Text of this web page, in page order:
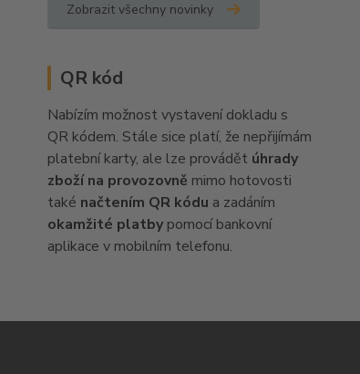
Zobrazit všechny novinky
QR kód
Nabízím možnost vystavení dokladu s
QR kódem. Stále sice platí, že nepřijímám
platební karty, ale lze provádět úhrady
zboží na provozovně mimo hotovosti
také načtením QR kódu a zadáním
okamžité platby pomocí bankovní
aplikace v mobilním telefonu.